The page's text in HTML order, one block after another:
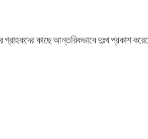
কাছে আন্তরিকভাবে দুঃখ প্রকাশ